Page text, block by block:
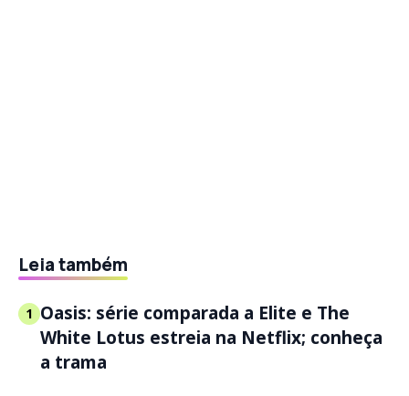
Leia também
1 Oasis: série comparada a Elite e The
White Lotus estreia na Netflix; conheça
a trama